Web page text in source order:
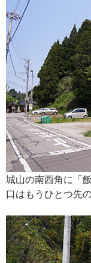
城山の南西角に「
口はもうひとつ先